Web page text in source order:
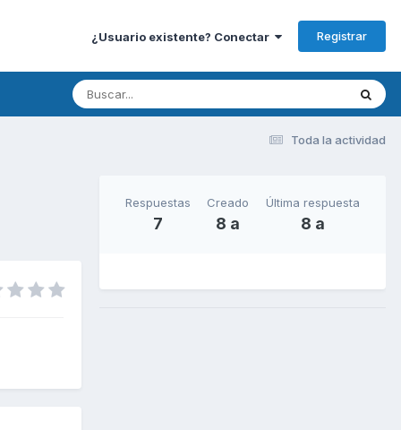
¿Usuario existente? Conectar Registrar
Toda la actividad
Respuestas
7
Creado
8 a
Última respuesta
8 a